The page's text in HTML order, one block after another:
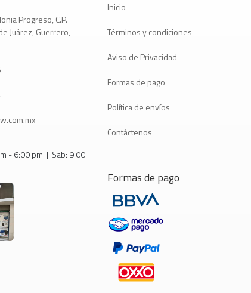
Progreso, C.P.
Juárez, Guerrero,
- 6:00 pm | Sab: 9:00
Inicio
Términos y condiciones
Aviso de Privacidad
Formas de pago
Política de envíos
Contáctenos
Formas de pago